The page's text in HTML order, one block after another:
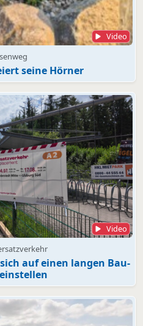
Video
seine Hörner
Video
auf einen langen Bau-